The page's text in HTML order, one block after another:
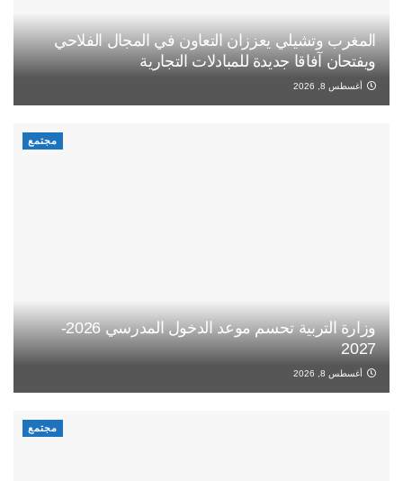
المغرب وتشيلي يعززان التعاون في المجال الفلاحي
ويفتحان آفاقا جديدة للمبادلات التجارية
أغسطس 8, 2026
مجتمع
وزارة التربية تحسم موعد الدخول المدرسي 2026-
2027
أغسطس 8, 2026
مجتمع